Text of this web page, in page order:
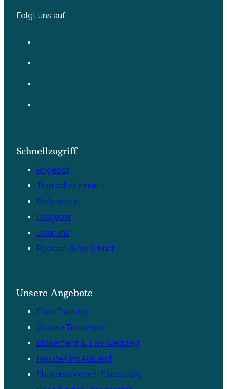
Folgt uns auf
Schnellzugriff
Angebot
Trauredner:innen
Referenzen
Ratgeber
Über uns
Podcast & Notizbuch
Unsere Angebote
Freie Trauung
Queere Trauungen
Elopement & Tiny Wedding
Heiraten im Ausland
Eheversprechen-Erneuerung